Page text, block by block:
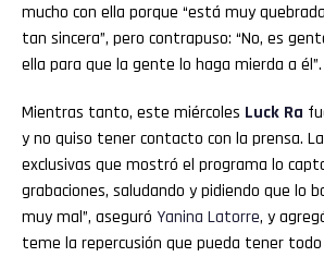
mucho con ella porque “está muy
tan sincera”, pero contrapuso: “No, es
ella para que la gente lo haga mierda a él”.
Mientras tanto, este miércoles Luck Ra
y no quiso tener contacto con la prensa.
exclusivas que mostró el programa lo
grabaciones, saludando y pidiendo que lo
muy mal”, aseguró Yanina Latorre, y
teme la repercusión que pueda tener